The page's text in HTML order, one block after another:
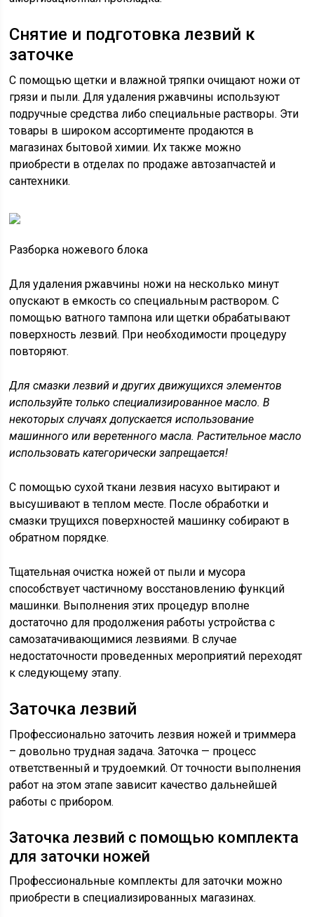
Снятие и подготовка лезвий к
заточке
С помощью щетки и влажной тряпки очищают ножи от
грязи и пыли. Для удаления ржавчины используют
подручные средства либо специальные растворы. Эти
товары в широком ассортименте продаются в
магазинах бытовой химии. Их также можно
приобрести в отделах по продаже автозапчастей и
сантехники.
Разборка ножевого блока
Для удаления ржавчины ножи на несколько минут
опускают в емкость со специальным раствором. С
помощью ватного тампона или щетки обрабатывают
поверхность лезвий. При необходимости процедуру
повторяют.
Для смазки лезвий и других движущихся элементов
используйте только специализированное масло. В
некоторых случаях допускается использование
машинного или веретенного масла. Растительное масло
использовать категорически запрещается!
С помощью сухой ткани лезвия насухо вытирают и
высушивают в теплом месте. После обработки и
смазки трущихся поверхностей машинку собирают в
обратном порядке.
Тщательная очистка ножей от пыли и мусора
способствует частичному восстановлению функций
машинки. Выполнения этих процедур вполне
достаточно для продолжения работы устройства с
самозатачивающимися лезвиями. В случае
недостаточности проведенных мероприятий переходят
к следующему этапу.
Заточка лезвий
Профессионально заточить лезвия ножей и триммера
– довольно трудная задача. Заточка — процесс
ответственный и трудоемкий. От точности выполнения
работ на этом этапе зависит качество дальнейшей
работы с прибором.
Заточка лезвий с помощью комплекта
для заточки ножей
Профессиональные комплекты для заточки можно
приобрести в специализированных магазинах.